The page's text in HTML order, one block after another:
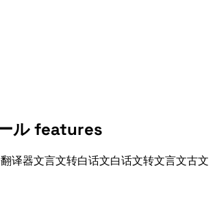
ル features
for 文言文翻译器, 古文翻译器, 文言文转白话文, 白话文转文言文, and 古文